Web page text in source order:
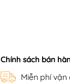
Chính sách bán
Miễn phí